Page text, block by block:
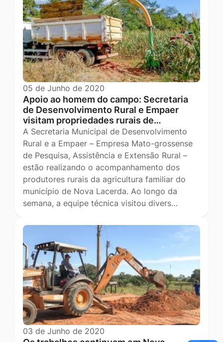
05 de Junho de 2020
Apoio ao homem do campo: Secretaria
de Desenvolvimento Rural e Empaer
visitam propriedades rurais de…
A Secretaria Municipal de Desenvolvimento
Rural e a Empaer – Empresa Mato-grossense
de Pesquisa, Assistência e Extensão Rural –
estão realizando o acompanhamento dos
produtores rurais da agricultura familiar do
município de Nova Lacerda. Ao longo da
semana, a equipe técnica visitou divers…
03 de Junho de 2020